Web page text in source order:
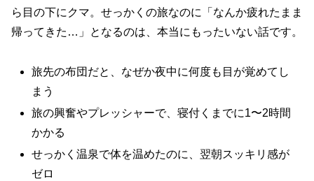
ら目の下にクマ。せっかくの旅なのに「なんか疲れたまま
帰ってきた…」となるのは、本当にもったいない話です。
旅先の布団だと、なぜか夜中に何度も目が覚めてし
まう
旅の興奮やプレッシャーで、寝付くまでに1〜2時間
かかる
せっかく温泉で体を温めたのに、翌朝スッキリ感が
ゼロ